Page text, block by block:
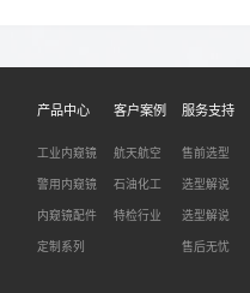
产品中心
工业内窥镜
警用内窥镜
内窥镜配件
定制系列
客户案例
航天航空
石油化工
特检行业
服务支持
售前选型
选型解说
选型解说
售后无忧